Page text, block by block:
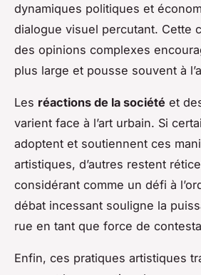
dynamiques politiques et
dialogue visuel percutant. Cette
des opinions complexes
plus large et pousse souvent à
Les réactions de la société et
varient face à l’art urbain. Si
adoptent et soutiennent ces
artistiques, d’autres restent
considérant comme un défi à
débat incessant souligne la
rue en tant que force de
Enfin, ces pratiques artistiques